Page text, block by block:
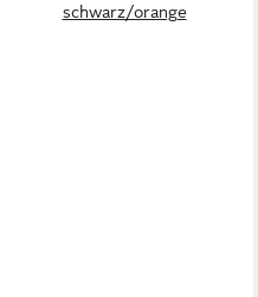
schwarz/orange